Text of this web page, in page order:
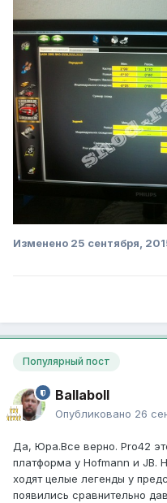
Изменено 25 сентября,
Популярный пост
Ballaboll
Опубликовано 26
Да, Юра.Все верно. Pro42
платформа у Hofmann и JB.
ходят целые легенды у
появились сравнительно